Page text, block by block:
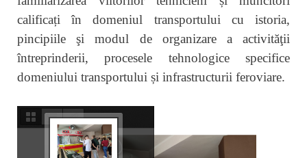
calificați în domeniul transportului cu istoria,
pincipiile şi modul de organizare a activităţii
întreprinderii, procesele tehnologice specifice
domeniului transportului și infrastructurii feroviare.